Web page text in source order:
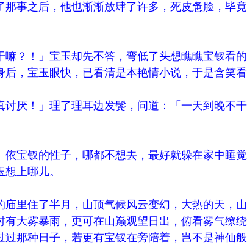
事之后，他也渐渐放肆了许多，死皮惫脸，毕
？！」宝玉却先不答，弯低了头想瞧瞧宝钗看
，宝玉眼快，已看清是本艳情小说，于是含笑看
厌！」理了理耳边发鬓，问道：「一天到晚不
宝钗的性子，哪都不想去，最好就躲在家中睡
上哪儿。
里住了半月，山顶气候风云变幻，大热的天，
大雾暴雨，更可在山巅观望日出，俯看雾气缭
过那种日子，若更有宝钗在旁陪着，岂不是神仙